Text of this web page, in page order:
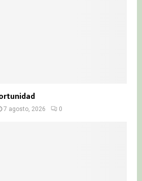
7 agosto, 2026 0